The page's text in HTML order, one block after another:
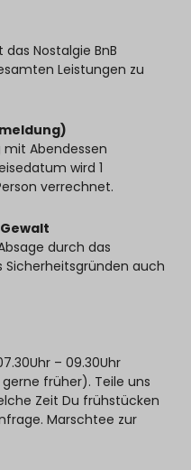
Nostalgie BnB
Leistungen zu
mit Abendessen
wird 1
verrechnet.
durch das
Sicherheitsgründen auch
– 09.30Uhr
früher). Teile uns
Zeit Du frühstücken
Marschtee zur